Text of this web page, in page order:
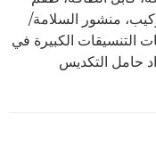
منشور السلامة/
التنسيقات الكبيرة في
حامل التكديس